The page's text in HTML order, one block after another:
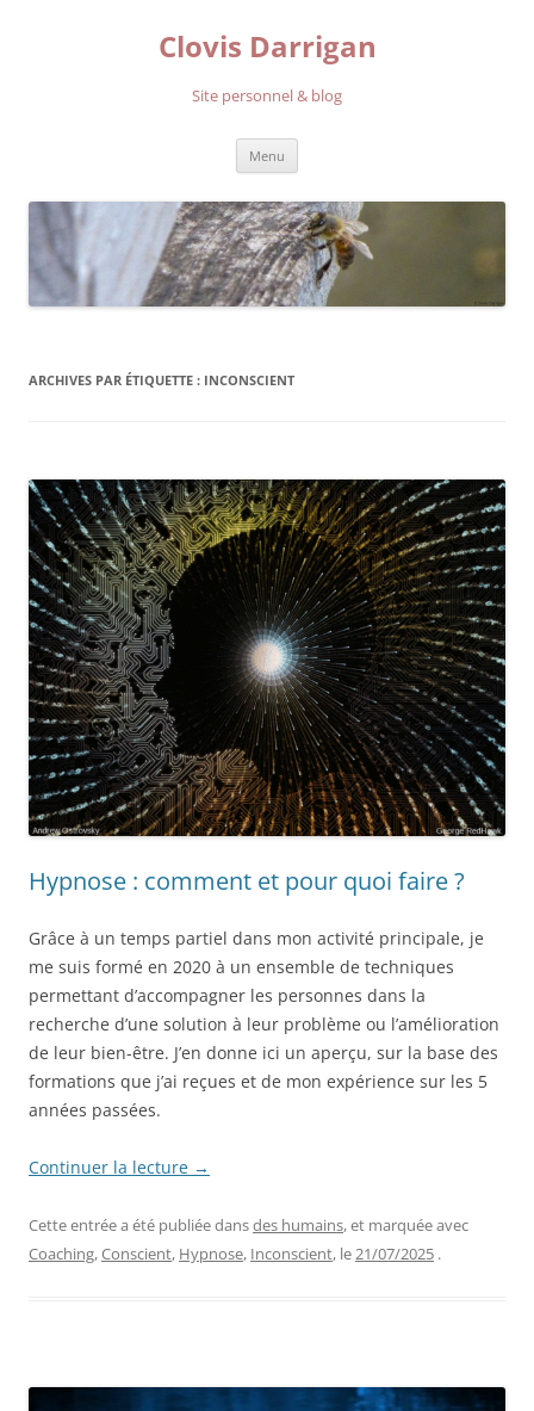
Clovis Darrigan
Site personnel & blog
Menu
ARCHIVES PAR ÉTIQUETTE : INCONSCIENT
Hypnose : comment et pour quoi faire ?
Grâce à un temps partiel dans mon activité principale, je
me suis formé en 2020 à un ensemble de techniques
permettant d’accompagner les personnes dans la
recherche d’une solution à leur problème ou l’amélioration
de leur bien-être. J’en donne ici un aperçu, sur la base des
formations que j’ai reçues et de mon expérience sur les 5
années passées.
Continuer la lecture →
Cette entrée a été publiée dansdes humains, et marquée avec
Coaching,Conscient, Hypnose, Inconscient, le 21/07/2025 .